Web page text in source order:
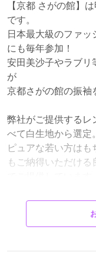
【京都 さがの館】
です。
日本最大級のファッ
にも毎年参加！
安田美沙子やラブリ
が
京都さがの館の振袖
弊社がご提供するレ
べて白生地から選定。
ピュアな若い方は
もご納得いただけ
に関することでし